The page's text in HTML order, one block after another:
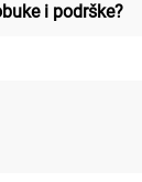
i podrške?